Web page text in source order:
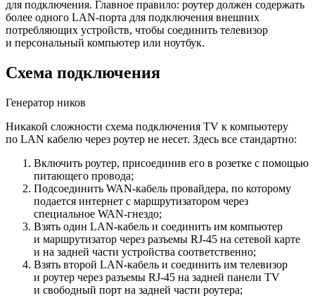
для подключения. Главное правило: роутер должен содержать
более одного LAN-порта для подключения внешних
потребляющих устройств, чтобы соединить телевизор
и персональный компьютер или ноутбук.
Схема подключения
Генератор ников
Никакой сложности схема подключения TV к компьютеру
по LAN кабелю через роутер не несет. Здесь все стандартно:
Включить роутер, присоединив его в розетке с помощью
питающего провода;
Подсоединить WAN-кабель провайдера, по которому
подается интернет с маршрутизатором через
специальное WAN-гнездо;
Взять один LAN-кабель и соединить им компьютер
и маршрутизатор через разъемы RJ-45 на сетевой карте
и на задней части устройства соответственно;
Взять второй LAN-кабель и соединить им телевизор
и роутер через разъемы RJ-45 на задней панели TV
и свободный порт на задней части роутера;